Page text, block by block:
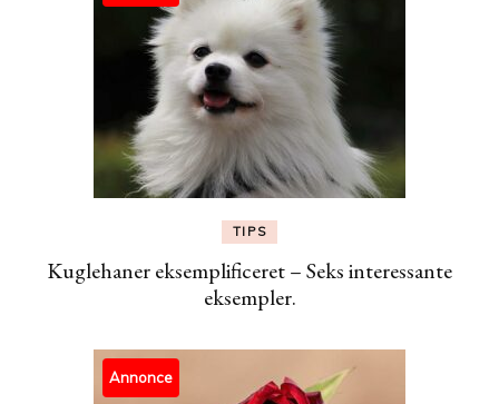
TIPS
Kuglehaner eksemplificeret – Seks interessante
eksempler.
Annonce